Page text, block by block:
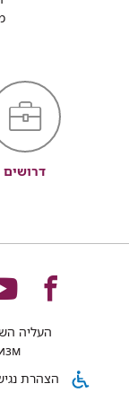
דרושים
של
העליה
הצהרת